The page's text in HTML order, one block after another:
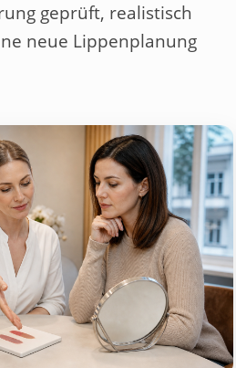
geprüft, realistisch
neue Lippenplanung